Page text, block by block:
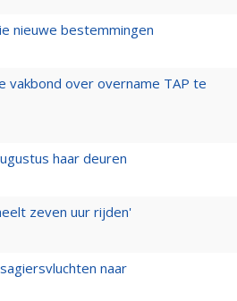
nieuwe bestemmingen
over overname TAP te
haar deuren
zeven uur rijden'
naar